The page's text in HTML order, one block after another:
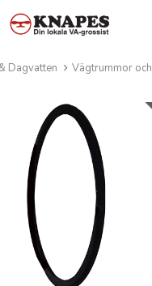
Dagvatten Vägtrummor